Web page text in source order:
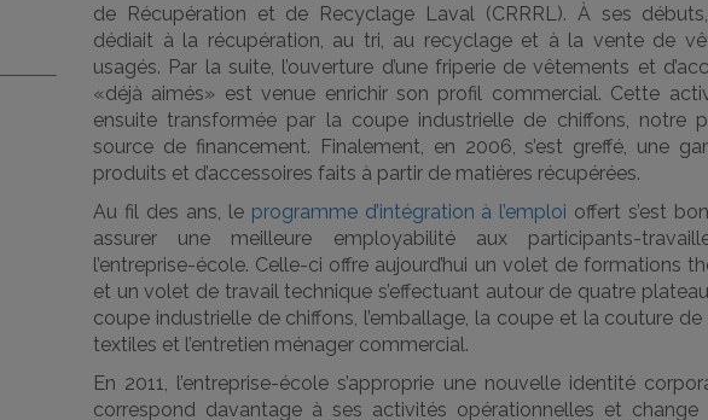
de Récupération et de Recyclage Laval (CRRRL). À ses
dédiait à la récupération, au tri, au recyclage et à la vente de
usagés. Par la suite, l’ouverture d’une friperie de vêtements et
«déjà aimés» est venue enrichir son profil commercial. Cette
ensuite transformée par la coupe industrielle de chiffons, notre
source de financement. Finalement, en 2006, s’est greffé , une
produits et d’accessoires faits à partir de matières récupérées.
Au fil des ans, le programme d’intégration à l’emploi offert s’est
assurer une meilleure employabilité aux participants-
l’entreprise-école. Celle-ci offre aujourd’hui un volet de formations
et un volet de travail technique s’effectuant autour de quatre
coupe industrielle de chiffons, l’emballage, la coupe et la couture
textiles et l’entretien ménager commercial.
En 2011, l’entreprise-école s’approprie une nouvelle identité
correspond davantage à ses activités opérationnelles et